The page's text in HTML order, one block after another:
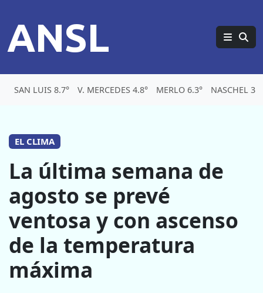
ANSL
SAN LUIS 8.7° V. MERCEDES 4.8° MERLO 6.3° NASCHEL
EL CLIMA
La última semana de
agosto se prevé
ventosa y con ascenso
de la temperatura
máxima